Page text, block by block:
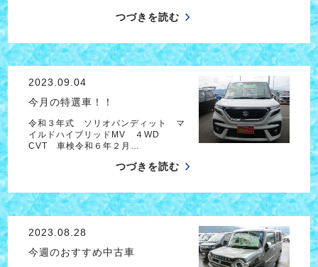
つづきを読む
2023.09.04
今月の特選車！！
令和３年式 ソリオバンディット マ
イルドハイブリッドMV ４WD
CVT 車検令和６年２月…
つづきを読む
2023.08.28
今週のおすすめ中古車